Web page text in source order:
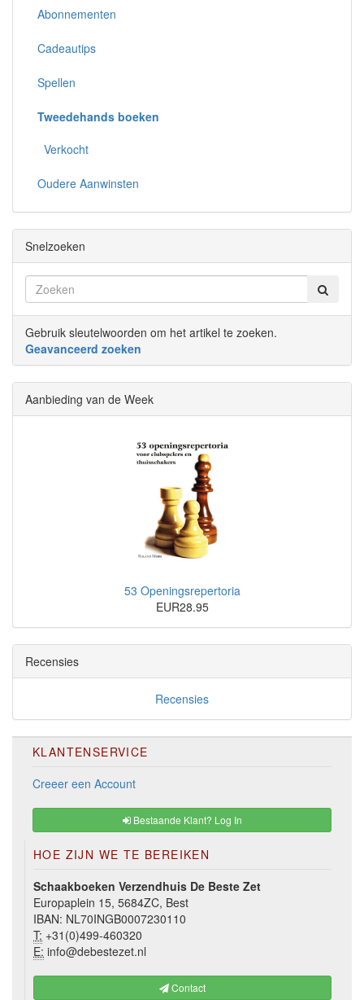
Abonnementen
Cadeautips
Spellen
Tweedehands boeken
Verkocht
Oudere Aanwinsten
Snelzoeken
Gebruik sleutelwoorden om het artikel te zoeken.
Geavanceerd zoeken
Aanbieding van de Week
53 Openingsrepertoria
EUR28.95
Recensies
Recensies
KLANTENSERVICE
Creeer een Account
Bestaande Klant? Log In
HOE ZIJN WE TE BEREIKEN
Schaakboeken Verzendhuis De Beste Zet
Europaplein 15, 5684ZC, Best
IBAN: NL70INGB0007230110
T: +31(0)499-460320
E: info@debestezet.nl
Contact